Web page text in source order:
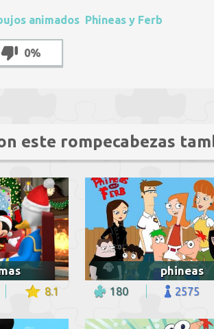
animados Phineas y Ferb
0%
este rompecabezas
8.1
phineas
180 2575